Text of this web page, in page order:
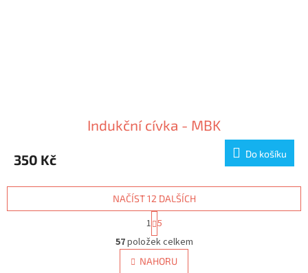
Indukční cívka - MBK
350 Kč Do košíku
O
v
l
NAČÍST 12 DALŠÍCH
S
t
r
á
n
1 5
57položek celkem
NAHORU